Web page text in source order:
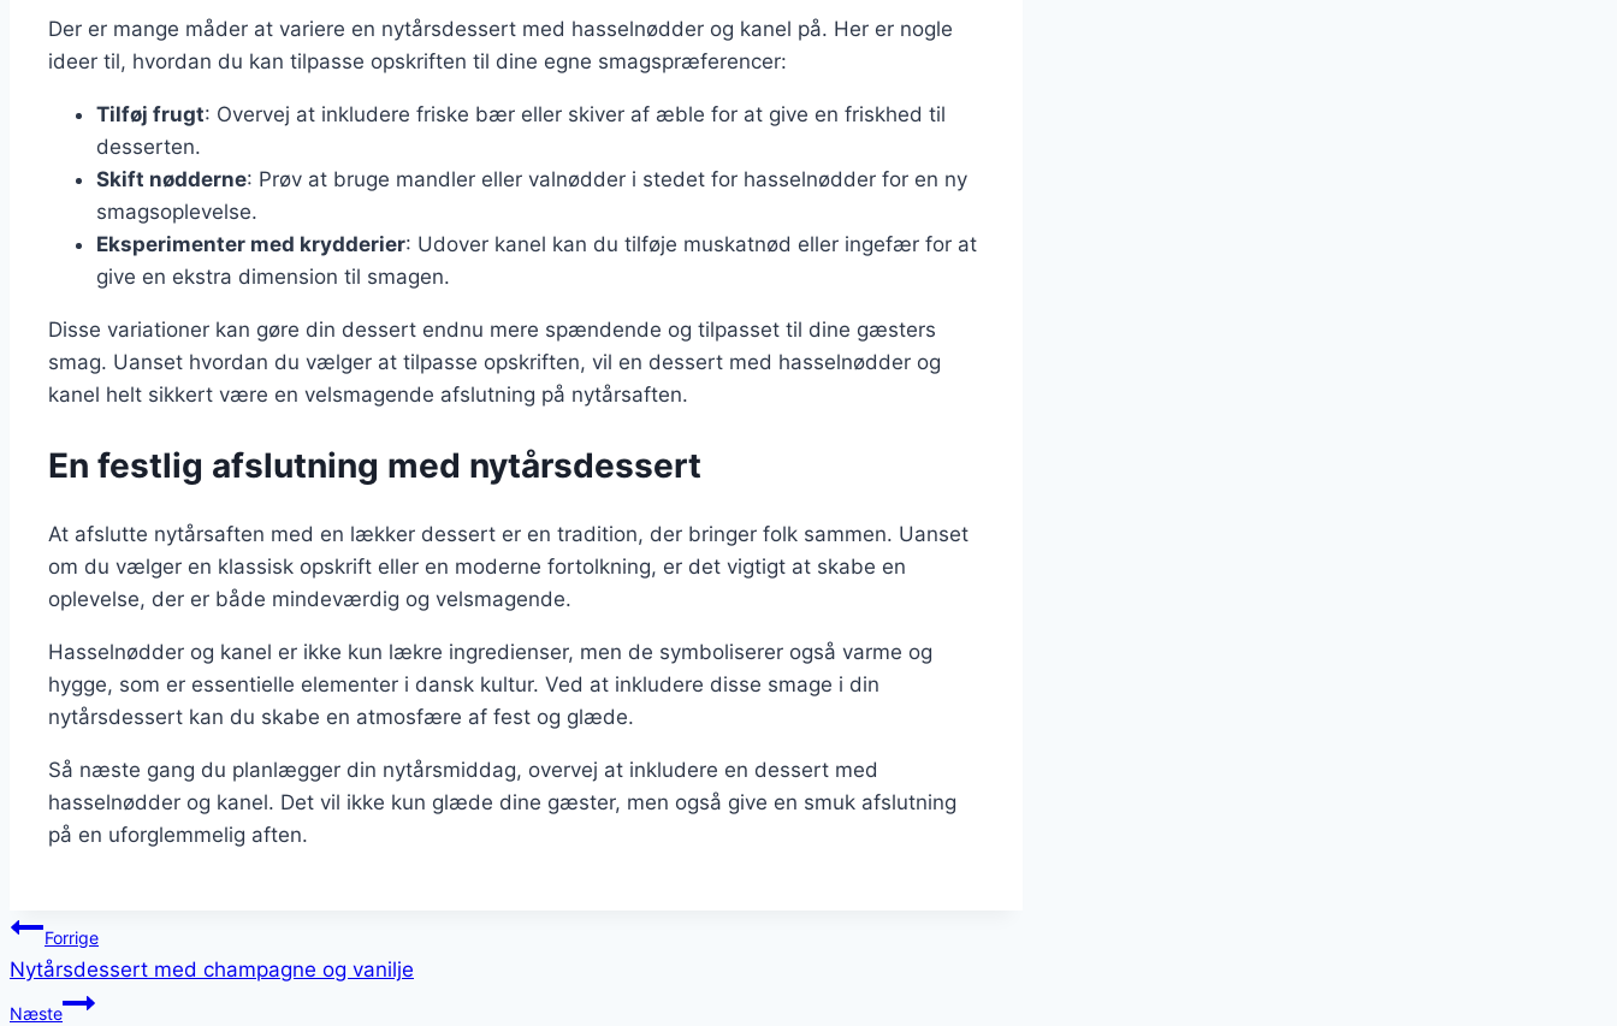
Der er mange måder at variere en nytårsdessert med hasselnødder og kanel på. Her er nogle
ideer til, hvordan du kan tilpasse opskriften til dine egne smagspræferencer:
Tilføj frugt: Overvej at inkludere friske bær eller skiver af æble for at give en friskhed til
desserten.
Skift nødderne: Prøv at bruge mandler eller valnødder i stedet for hasselnødder for en ny
smagsoplevelse.
Eksperimenter med krydderier: Udover kanel kan du tilføje muskatnød eller ingefær for at
give en ekstra dimension til smagen.
Disse variationer kan gøre din dessert endnu mere spændende og tilpasset til dine gæsters
smag. Uanset hvordan du vælger at tilpasse opskriften, vil en dessert med hasselnødder og
kanel helt sikkert være en velsmagende afslutning på nytårsaften.
En festlig afslutning med nytårsdessert
At afslutte nytårsaften med en lækker dessert er en tradition, der bringer folk sammen. Uanset
om du vælger en klassisk opskrift eller en moderne fortolkning, er det vigtigt at skabe en
oplevelse, der er både mindeværdig og velsmagende.
Hasselnødder og kanel er ikke kun lækre ingredienser, men de symboliserer også varme og
hygge, som er essentielle elementer i dansk kultur. Ved at inkludere disse smage i din
nytårsdessert kan du skabe en atmosfære af fest og glæde.
Så næste gang du planlægger din nytårsmiddag, overvej at inkludere en dessert med
hasselnødder og kanel. Det vil ikke kun glæde dine gæster, men også give en smuk afslutning
på en uforglemmelig aften.
Indlægsnavigation
Forrige
Nytårsdessert med champagne og vanilje
Næste